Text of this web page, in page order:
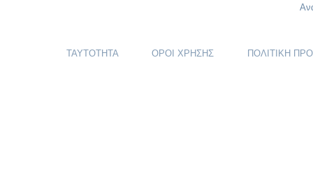
ΤΑΥΤΟΤΗΤΑ ΟΡΟΙ ΧΡΗΣΗΣ ΠΟΛΙΤΙΚΗ